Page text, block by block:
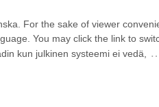
For the sake of viewer
You may click the link to
kun julkinen systeemi ei vedä,